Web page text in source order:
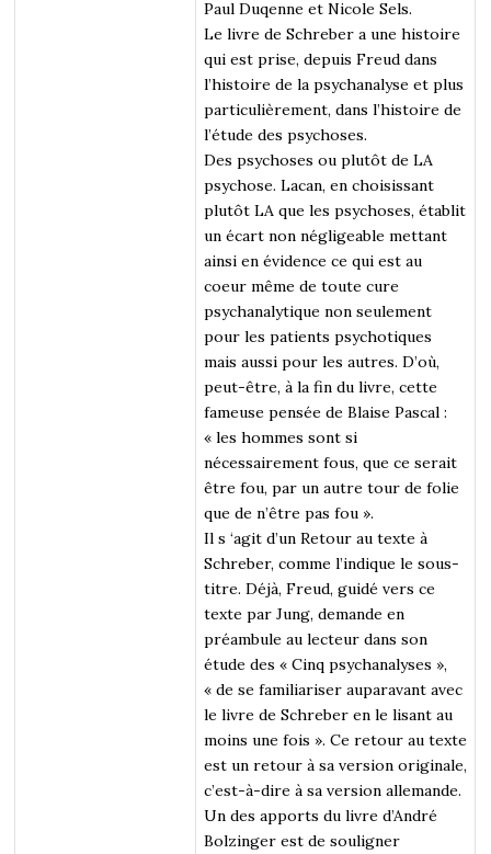
Paul Duqenne et Nicole Sels.
Le livre de Schreber a une histoire
qui est prise, depuis Freud dans
l’histoire de la psychanalyse et plus
particulièrement, dans l’histoire de
l’étude des psychoses.
Des psychoses ou plutôt de LA
psychose. Lacan, en choisissant
plutôt LA que les psychoses, établit
un écart non négligeable mettant
ainsi en évidence ce qui est au
coeur même de toute cure
psychanalytique non seulement
pour les patients psychotiques
mais aussi pour les autres. D’où,
peut-être, à la fin du livre, cette
fameuse pensée de Blaise Pascal :
« les hommes sont si
nécessairement fous, que ce serait
être fou, par un autre tour de folie
que de n’être pas fou ».
Il s ‘agit d’un Retour au texte à
Schreber, comme l’indique le sous-
titre. Déjà, Freud, guidé vers ce
texte par Jung, demande en
préambule au lecteur dans son
étude des « Cinq psychanalyses »,
« de se familiariser auparavant avec
le livre de Schreber en le lisant au
moins une fois ». Ce retour au texte
est un retour à sa version originale,
c’est-à-dire à sa version allemande.
Un des apports du livre d’André
Bolzinger est de souligner